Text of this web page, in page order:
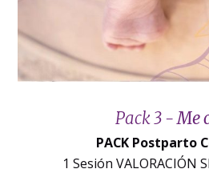
Pack 3 -Me
PACK Postparto
1 Sesión VALORACIÓN